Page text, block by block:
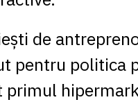
de
pentru politica